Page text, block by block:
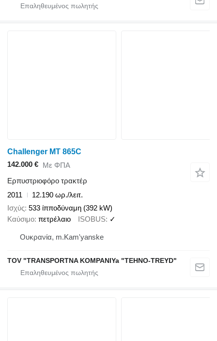
Challenger MT 865C
142.000 € Με ΦΠΑ
Ερπυστριοφόρο τρακτέρ
2011
12.190 ωρ./λειτ.
Ισχύς 533 ίπποδύναμη (392 kW)
Καύσιμο πετρέλαιο ISOBUS ✓
Ουκρανία, m.Kam'yanske
TOV "TRANSPORTNA KOMPANIYa "TEHNO-TREYD"